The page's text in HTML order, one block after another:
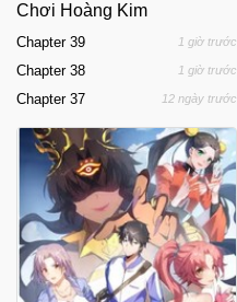
Chơi Hoàng Kim
Chapter 39 1 giờ trước
Chapter 38 1 giờ trước
Chapter 37 12 ngày trước